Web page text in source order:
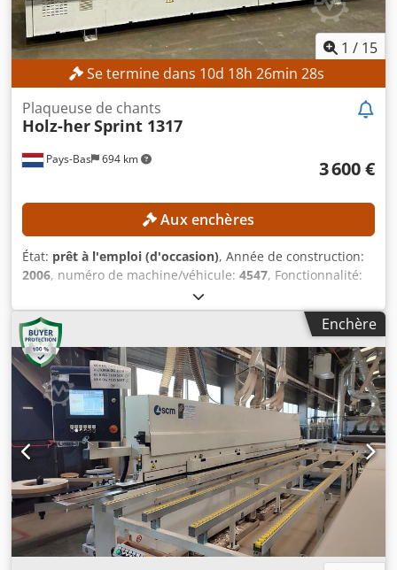
1 / 15
Se termine dans 10d 18h 26min 27s
Pays-Bas 694 km
Plaqueuse de chants
Holz-herSprint 1317
3 600 €
Aux enchères
État: prêt à l'emploi (d'occasion), Année de construction:
2006, numéro de machine/véhicule: 4547, Fonctionnalité:
, heures de fonctionnement:
h, hauteur totale:2 550 mm, longueur totale:5 900 mm,
largeur totale:
, hauteur de
plaque:45 mm, DÉTAILS TECHNIQUES La machine est
composée de 8 unités d’usinage, comme suit : 1. Unité :
groupe de pré-fraisage – outils disponibles 2. Unité :
groupe d’encollage 3. Unité : rouleaux de pression – outils
disponibles 4. Unité : groupe de coupe – outils disponibles
5. Unité : groupe de fraisage grossier – outils disponibles
6. Unité : groupe d’arrondissement des angles – outils
disponibles 7. Unité : groupe de profilage en rayon – outils
disponibles 8. Unité : groupe de brossage – outils
disponibles Épaisseur minimale des panneaux : 6 mm
Épaisseur maximale des panneaux : 45 mm Largeur
minimale des panneaux : 60 mm Longueur minimale des
Enchère